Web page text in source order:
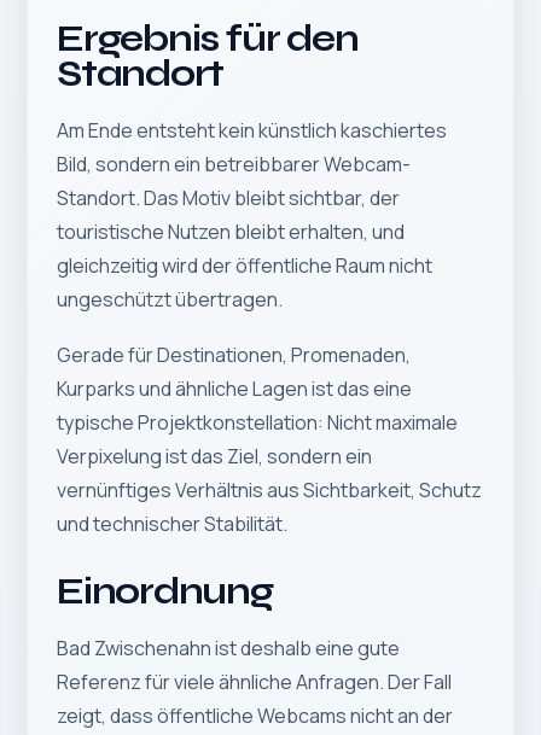
Ergebnis für den
Standort
Am Ende entsteht kein künstlich kaschiertes
Bild, sondern ein betreibbarer Webcam-
Standort. Das Motiv bleibt sichtbar, der
touristische Nutzen bleibt erhalten, und
gleichzeitig wird der öffentliche Raum nicht
ungeschützt übertragen.
Gerade für Destinationen, Promenaden,
Kurparks und ähnliche Lagen ist das eine
typische Projektkonstellation: Nicht maximale
Verpixelung ist das Ziel, sondern ein
vernünftiges Verhältnis aus Sichtbarkeit, Schutz
und technischer Stabilität.
Einordnung
Bad Zwischenahn ist deshalb eine gute
Referenz für viele ähnliche Anfragen. Der Fall
zeigt, dass öffentliche Webcams nicht an der